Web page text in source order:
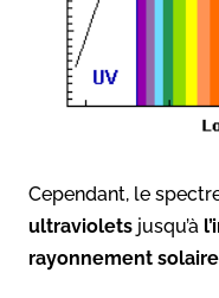
Cependant, le
ultraviolets jusqu’à
rayonnement solaire